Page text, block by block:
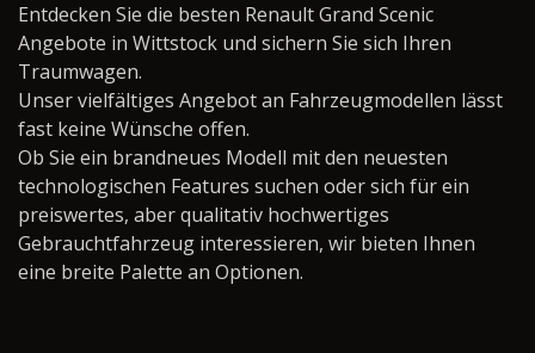
Entdecken Sie die besten Renault Grand Scenic
Angebote in Wittstock und sichern Sie sich Ihren
Traumwagen.
Unser vielfältiges Angebot an Fahrzeugmodellen lässt
fast keine Wünsche offen.
Ob Sie ein brandneues Modell mit den neuesten
technologischen Features suchen oder sich für ein
preiswertes, aber qualitativ hochwertiges
Gebrauchtfahrzeug interessieren, wir bieten Ihnen
eine breite Palette an Optionen.